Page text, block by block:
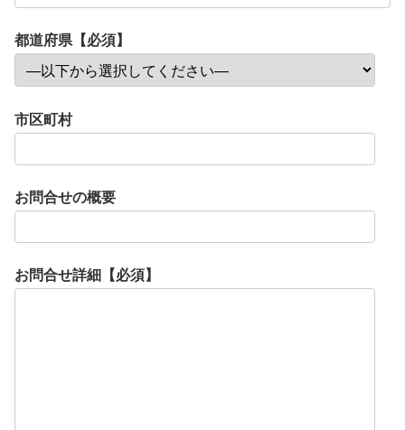
都道府県【必須】
市区町村
お問合せの概要
お問合せ詳細【必須】